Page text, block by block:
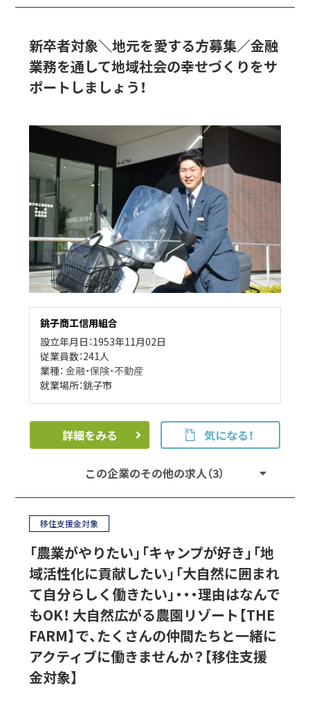
新卒者対象＼地元を愛する方募集／金融
業務を通して地域社会の幸せづくりをサ
ポートしましょう！
銚子商工信用組合
設立年月日：1953年11月02日
従業員数：241人
業種：金融・保険・不動産
就業場所：銚子市
詳細をみる 気になる！
この企業のその他の求人（3）
移住支援金対象
「農業がやりたい」「キャンプが好き」「地
域活性化に貢献したい」「大自然に囲まれ
て自分らしく働きたい」・・・理由はなんで
もOK！ 大自然広がる農園リゾート【THE
FARM】で、たくさんの仲間たちと一緒に
アクティブに働きませんか？【移住支援
金対象】